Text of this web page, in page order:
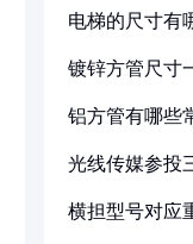
电梯的尺寸有
镀锌方管尺寸
铝方管有哪些
光线传媒参投
横担型号对应